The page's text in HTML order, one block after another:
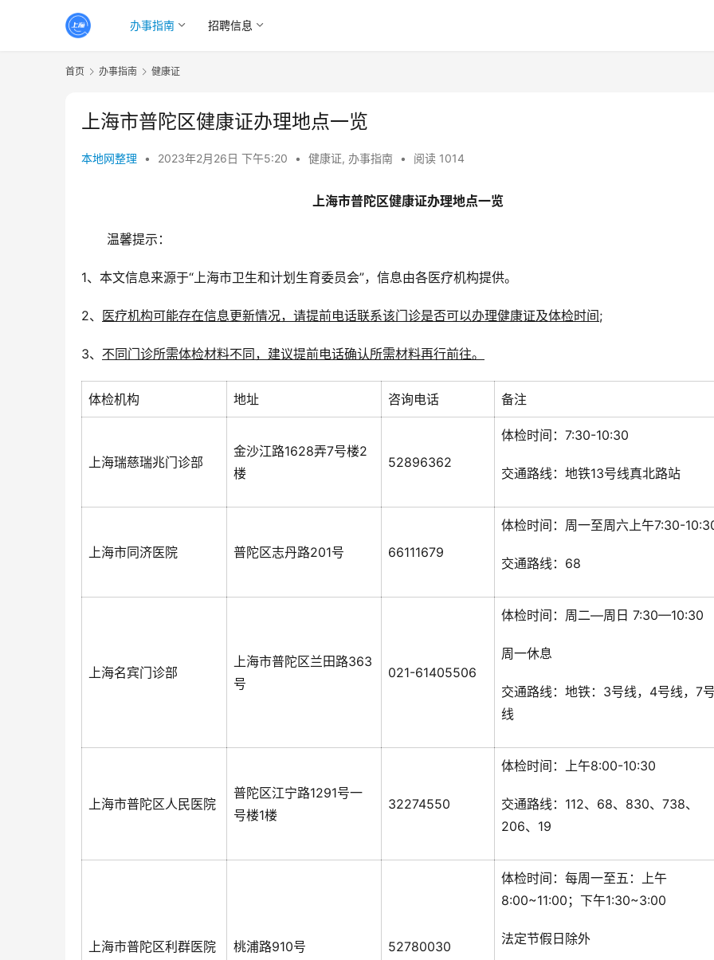
办事指南 招聘信息
首页 办事指南 健康证
上海市普陀区健康证办理地点一览
本地网整理 • 2023年2月26日 下午5:20 • 健康证, 办事指南 • 阅读 1014
上海市普陀区健康证办理地点一览
温馨提示：
1、本文信息来源于“上海市卫生和计划生育委员会”，信息由各医疗机构提供。
2、 医疗机构可能存在信息更新情况，请提前电话联系该门诊是否可以办理健康证及体检时间;
3、 不同门诊所需体检材料不同，建议提前电话确认所需材料再行前往。
体检机构 地址 咨询电话 备注
上海瑞慈瑞兆门诊部
金沙江路1628弄7号楼2
楼
52896362
体检时间：7:30-10:30
交通路线：地铁13号线真北路站
上海市同济医院 普陀区志丹路201号 66111679
体检时间：周一至周六上午7:30-
交通路线：68
上海名宾门诊部
上海市普陀区兰田路363
号
021-61405506
体检时间：周二—周日 7:30—10:30
周一休息
交通路线：地铁：3号线，4号线，7
线
上海市普陀区人民医院
普陀区江宁路1291号一
号楼1楼
32274550
体检时间：上午8:00-10:30
交通路线：112、68、830、738、
206、19
上海市普陀区利群医院 桃浦路910号 52780030
体检时间：每周一至五：上午
8:00~11:00；下午1:30~3:00
法定节假日除外